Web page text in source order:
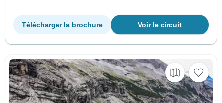
Voir le circuit
Télécharger la brochure